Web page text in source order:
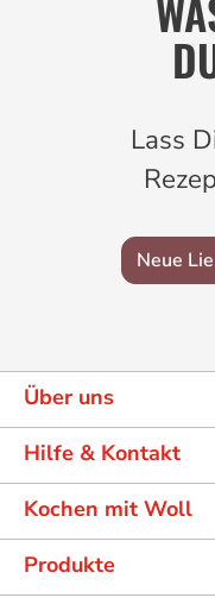
Lass
Neue
Über uns
Hilfe & Kontakt
Kochen mit Woll
Produkte